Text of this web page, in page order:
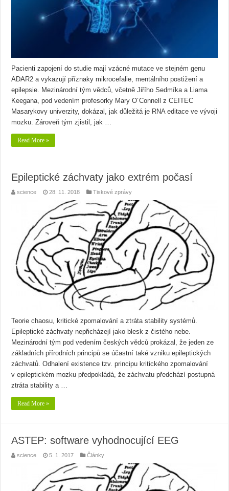
Pacienti zapojení do studie mají vzácné mutace ve stejném genu
ADAR2 a vykazují příznaky mikrocefalie, mentálního postižení a
epilepsie. Mezinárodní tým vědců, včetně Jiřího Sedmíka a Liama
Keegana, pod vedením profesorky Mary O´Connell z CEITEC
Masarykovy univerzity, dokázal, jak důležitá je RNA editace ve vývoji
mozku. Zároveň tým zjistil, jak …
Read More »
Epileptické záchvaty jako extrém počasí
science 28. 11. 2018 Tiskové zprávy
Teorie chaosu, kritické zpomalování a ztráta stability systémů.
Epileptické záchvaty nepřicházejí jako blesk z čistého nebe.
Mezinárodní tým pod vedením českých vědců prokázal, že jeden ze
základních přírodních principů se účastní také vzniku epileptických
záchvatů. Odhalení existence tzv. principu kritického zpomalování
v epileptickém mozku předpokládá, že záchvatu předchází postupná
ztráta stability a …
Read More »
ASTEP: software vyhodnocující EEG
science 5. 1. 2017 Články